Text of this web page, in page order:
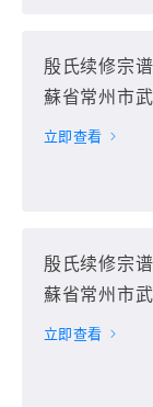
殷氏续修宗
蘇省常州市
2册
立即查看
殷氏续修宗
蘇省常州市
3册
立即查看